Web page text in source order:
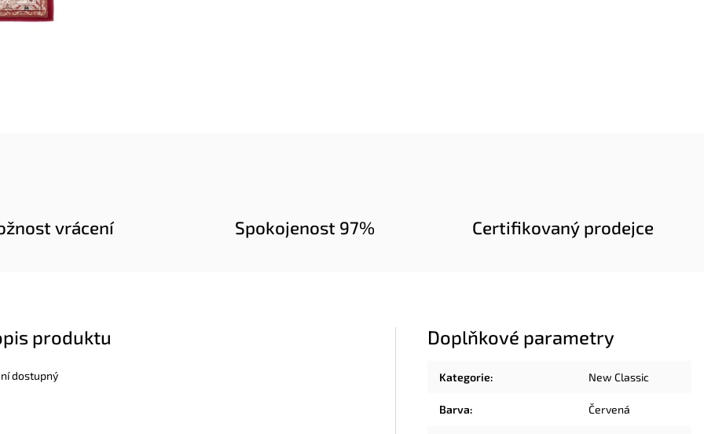
vrácení Spokojenost 97% Certifikovaný prodejce
produktu
dostupný
Doplňkové parametry
Kategorie: New Classic
Barva: Červená